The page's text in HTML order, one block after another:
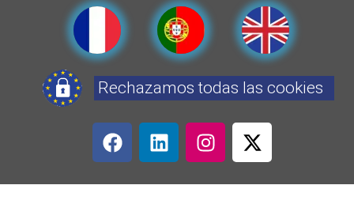
Rechazamos todas las cookies